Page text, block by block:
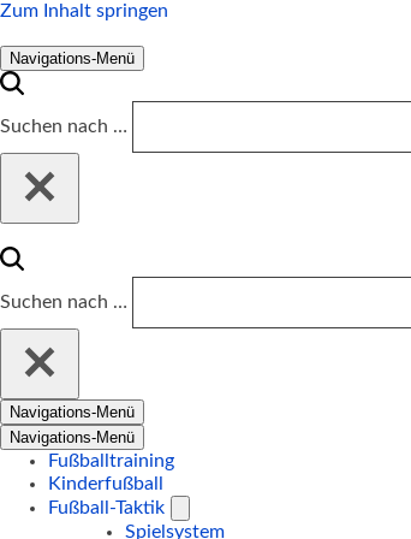
Zum Inhalt springen
Navigations-Menü
Suchen nach …
Suchen nach …
Navigations-Menü
Navigations-Menü
Fußballtraining
Kinderfußball
Fußball-Taktik
Spielsystem